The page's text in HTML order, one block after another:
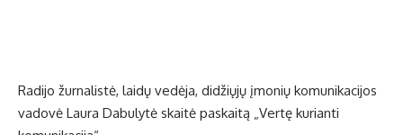
Radijo žurnalistė, laidų vedėja, didžiųjų įmonių komunikacijos
vadovė Laura Dabulytė skaitė paskaitą „Vertę kurianti